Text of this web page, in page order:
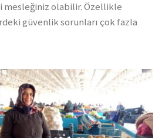
olabilir. Özellikle
güvenlik sorunları çok fazla